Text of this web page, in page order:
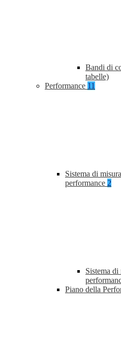
Bandi di
tabelle)
Performance 11
Sistema di
performance 2
Sistema
Piano della